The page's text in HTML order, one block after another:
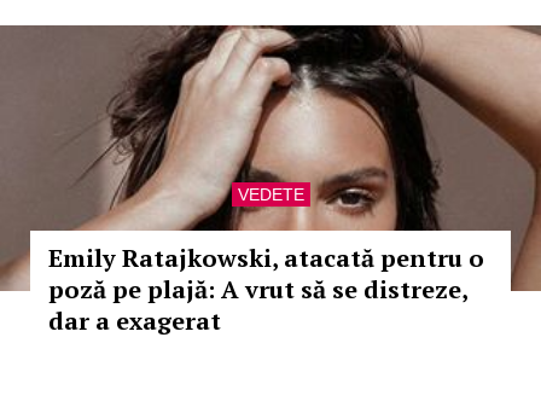
VEDETE
Emily Ratajkowski, atacată pentru o
poză pe plajă: A vrut să se distreze,
dar a exagerat